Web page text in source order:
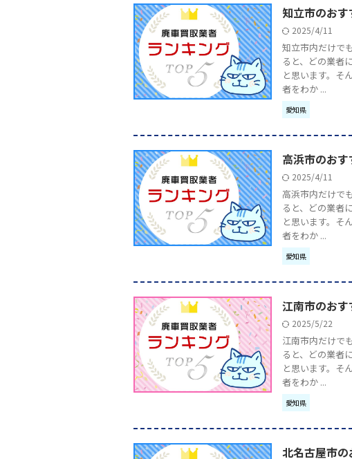
知立市のお
2025/4/11
知立市内だけで
ると、どの業者
と思います。そ
者をわか ...
愛知県
高浜市のお
2025/4/11
高浜市内だけで
ると、どの業者
と思います。そ
者をわか ...
愛知県
江南市のお
2025/5/22
江南市内だけで
ると、どの業者
と思います。そ
者をわか ...
愛知県
北名古屋市